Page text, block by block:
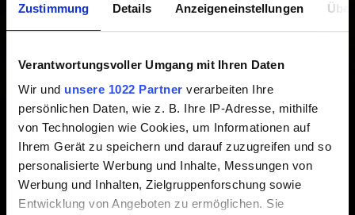
Zustimmung Details Anzeigeneinstellungen
Verantwortungsvoller Umgang mit Ihren Daten
Wir und unsere 1022 Partner verarbeiten Ihre
persönlichen Daten, wie z. B. Ihre IP-Adresse, mithilfe
von Technologien wie Cookies, um Informationen auf
Ihrem Gerät zu speichern und darauf zuzugreifen und so
personalisierte Werbung und Inhalte, Messungen von
Werbung und Inhalten, Zielgruppenforschung sowie
Entwicklung von Angeboten zu ermöglichen. Sie
Berücksichtigt bitte, dass die Turnier-Plattform als offene
Beta-Version veröffentlicht wird. Wir arbeiten noch
kontinuierlich an der Platform und aus diesem Grund ist
sie aktuell nur in Englisch verfügbar. Wir freuen uns
deshalb besonders über euer Feedback, Bug-Reports
und Anfragen für das Integrieren von Funktionalitäten
direkthier im Forum.